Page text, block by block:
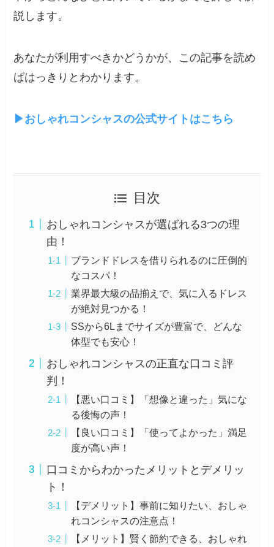
説します。
あなたが利用すべきかどうかが、この記事を読め
ばはっきりとわかります。
▶︎おしゃれコンシャスの公式サイトはこちら
目次
おしゃれコンシャスが選ばれる3つの理
由！
ブランドドレスを借りられるのに圧倒的
なコスパ！
業界最大級の品揃えで、気に入るドレス
が絶対見つかる！
SSから6Lまでサイズが豊富で、どんな
体型でも安心！
おしゃれコンシャスの正直な口コミ評
判！
【悪い口コミ】「想像と違った」気にな
る後悔の声！
【良い口コミ】「使ってよかった」満足
度が高い声！
口コミからわかったメリットとデメリッ
ト！
【デメリット】事前に知りたい、おしゃ
れコンシャスの注意点！
【メリット】賢く節約できる、おしゃれ